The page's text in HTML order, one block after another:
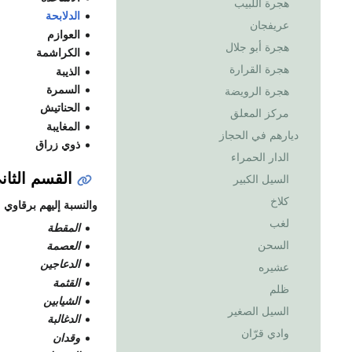
هجرة اللبيب
عريفجان
هجرة أبو جلال
هجرة القرارة
هجرة الرويضة
مركز المعلق
ديارهم في الحجاز
الدار الحمراء
السيل الكبير
كلاخ
لغب
السحن
عشيره
ظلم
السيل الصغير
وادي قرّان
الدلابحة
العوازم
الكراشمة
الذيبة
السمرة
الحناتيش
المغايبة
ذوي زراق
القسم
والنسبة إليهم برقاوي
المقطة
العصمة
الدعاجين
القثمة
الشيابين
الدغالبة
وقدان